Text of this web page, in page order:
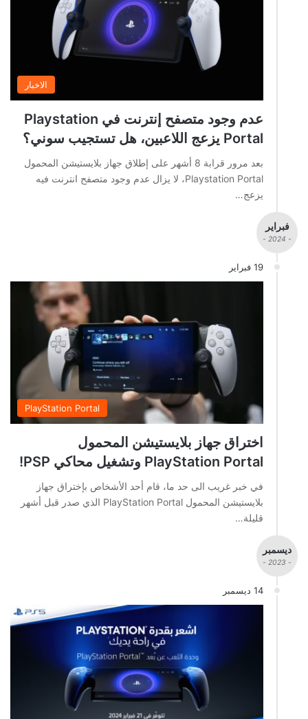
الاخبار
عدم وجود متصفح إنترنت في Playstation
Portal يزعج اللاعبين، هل تستجيب سوني؟
بعد مرور قرابة 8 أشهر على إطلاق جهاز بلايستيشن المحمول
Playstation Portal، لا يزال عدم وجود متصفح انترنت فيه
يزعج…
فبراير
- 2024 -
19 فبراير
PlayStation Portal
اختراق جهاز بلايستيشن المحمول
PlayStation Portal وتشغيل محاكي PSP!
في خبر غريب الى حد ما، قام أحد الأشخاص بإختراق جهاز
بلايستيشن المحمول PlayStation Portal الذي صدر قبل أشهر
قليلة…
ديسمبر
- 2023 -
14 ديسمبر